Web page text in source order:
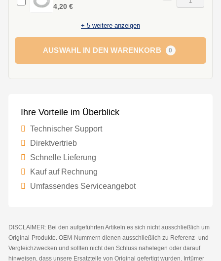
4,20 €
+ 5 weitere anzeigen
AUSWAHL IN DEN WARENKORB 0
Ihre Vorteile im Überblick
Technischer Support
Direktvertrieb
Schnelle Lieferung
Kauf auf Rechnung
Umfassendes Serviceangebot
DISCLAIMER: Bei den aufgeführten Artikeln es sich nicht ausschließlich um
Original-Produkte. OEM-Nummern dienen ausschließlich zu Referenz- und
Vergleichzwecken und sollten nicht den Schluss nahelegen oder darauf
hinweisen, dass unsere Ersatzteile von Original gefertigt wurden. Irrtümer